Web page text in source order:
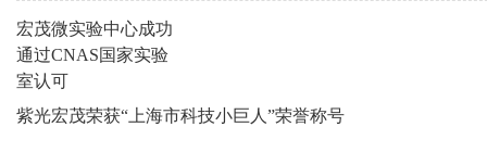
宏茂微实验中心成功
通过CNAS国家实验
室认可
紫光宏茂荣获“上海市科技小巨人”荣誉称号